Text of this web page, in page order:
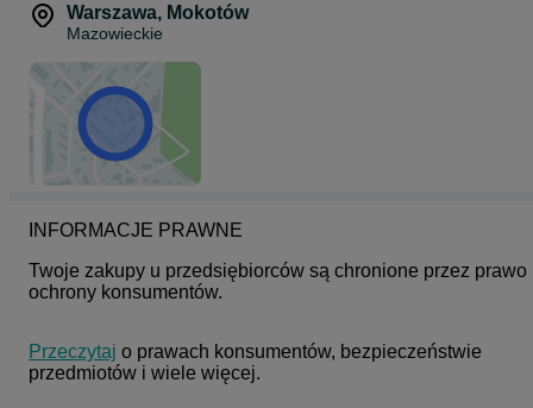
Warszawa, Mokotów
Mazowieckie
INFORMACJE PRAWNE
Twoje zakupy u przedsiębiorców są chronione przez prawo
ochrony konsumentów.
Przeczytaj o prawach konsumentów, bezpieczeństwie
przedmiotów i wiele więcej.